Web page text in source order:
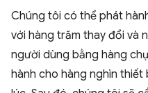
Chúng tôi có thể phát
với hàng trăm thay đổi và
người dùng bằng hàng
hành cho hàng nghìn